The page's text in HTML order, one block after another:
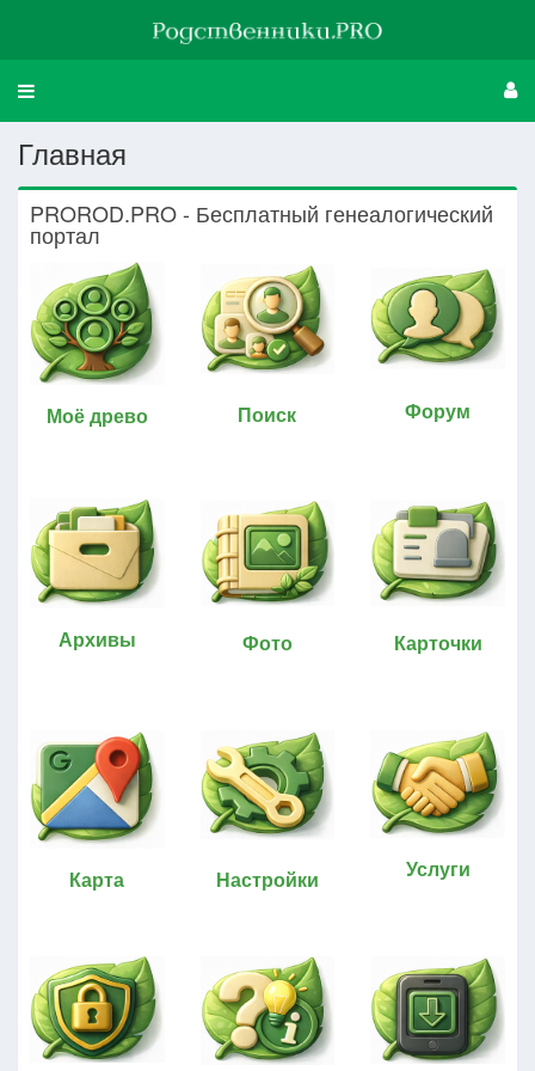
Свернуть
Главная
PROROD.PRO - Бесплатный генеалогический
портал
Моё древо Поиск Форум
Архивы Фото Карточки
Карта Настройки Услуги